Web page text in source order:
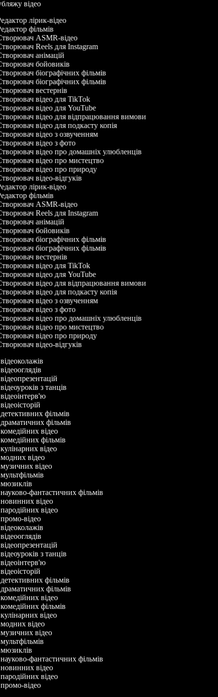
відео
лірик-відео
фільмів
ASMR-відео
Reels для Instagram
анімацій
бойовиків
біографічних фільмів
біографічних фільмів
вестернів
відео для TikTok
відео для YouTube
відео для відпрацювання вимови
відео для подкасту копія
відео з озвученням
відео з фото
відео про домашніх улюбленців
відео про мистецтво
відео про природу
відео-відгуків
лірик-відео
фільмів
ASMR-відео
Reels для Instagram
анімацій
бойовиків
біографічних фільмів
біографічних фільмів
вестернів
відео для TikTok
відео для YouTube
відео для відпрацювання вимови
відео для подкасту копія
відео з озвученням
відео з фото
відео про домашніх улюбленців
відео про мистецтво
відео про природу
відео-відгуків
з танців
фільмів
фільмів
відео
фільмів
відео
відео
відео
фантастичних фільмів
відео
відео
відео
з танців
фільмів
фільмів
відео
фільмів
відео
відео
відео
фантастичних фільмів
відео
відео
відео